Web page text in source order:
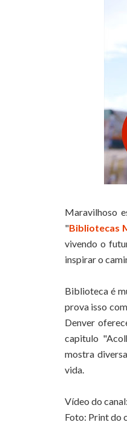
Maravilhoso
"Bibliotecas
vivendo o
inspirar o
Biblioteca é
prova isso
Denver
capitulo
mostra
vida.
Vídeo do canal:
Foto: Print do